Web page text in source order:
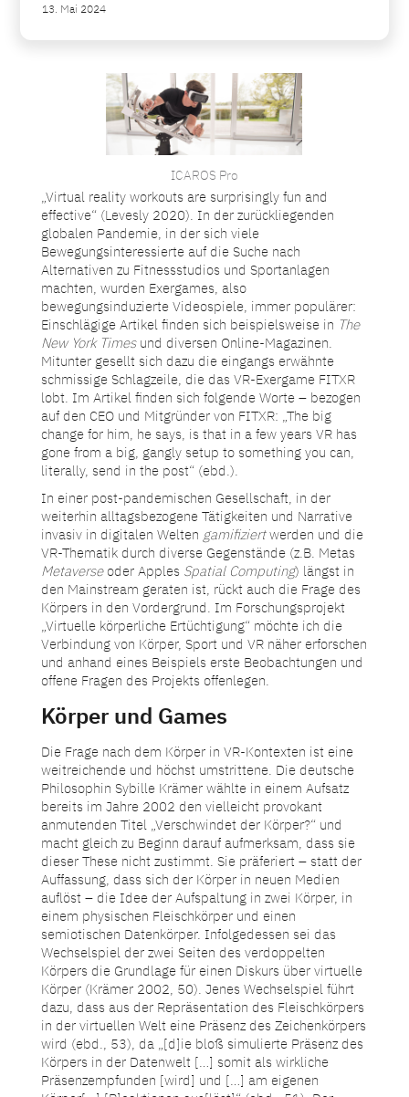
13. Mai 2024
ICAROS Pro
„Virtual reality workouts are surprisingly fun and
effective“ (Levesly 2020). In der zurückliegenden
globalen Pandemie, in der sich viele
Bewegungsinteressierte auf die Suche nach
Alternativen zu Fitnessstudios und Sportanlagen
machten, wurden Exergames, also
bewegungsinduzierte Videospiele, immer populärer:
Einschlägige Artikel finden sich beispielsweise in The
New York Timesund diversen Online-Magazinen.
Mitunter gesellt sich dazu die eingangs erwähnte
schmissige Schlagzeile, die das VR-Exergame FITXR
lobt. Im Artikel finden sich folgende Worte – bezogen
auf den CEO und Mitgründer von FITXR: „The big
change for him, he says, is that in a few years VR has
gone from a big, gangly setup to something you can,
literally, send in the post“ (ebd.).
In einer post-pandemischen Gesellschaft, in der
weiterhin alltagsbezogene Tätigkeiten und Narrative
invasiv in digitalen Welten gamifiziertwerden und die
VR-Thematik durch diverse Gegenstände (z.B. Metas
Metaverseoder Apples Spatial Computing) längst in
den Mainstream geraten ist, rückt auch die Frage des
Körpers in den Vordergrund. Im Forschungsprojekt
„Virtuelle körperliche Ertüchtigung“ möchte ich die
Verbindung von Körper, Sport und VR näher erforschen
und anhand eines Beispiels erste Beobachtungen und
offene Fragen des Projekts offenlegen.
Körper und Games
Die Frage nach dem Körper in VR-Kontexten ist eine
weitreichende und höchst umstrittene. Die deutsche
Philosophin Sybille Krämer wählte in einem Aufsatz
bereits im Jahre 2002 den vielleicht provokant
anmutenden Titel „Verschwindet der Körper?“ und
macht gleich zu Beginn darauf aufmerksam, dass sie
dieser These nicht zustimmt. Sie präferiert – statt der
Auffassung, dass sich der Körper in neuen Medien
auflöst – die Idee der Aufspaltung in zwei Körper, in
einem physischen Fleischkörper und einen
semiotischen Datenkörper. Infolgedessen sei das
Wechselspiel der zwei Seiten des verdoppelten
Körpers die Grundlage für einen Diskurs über virtuelle
Körper (Krämer 2002, 50). Jenes Wechselspiel führt
dazu, dass aus der Repräsentation des Fleischkörpers
in der virtuellen Welt eine Präsenz des Zeichenkörpers
wird (ebd., 53), da „[d]ie bloß simulierte Präsenz des
Körpers in der Datenwelt […] somit als wirkliche
Präsenzempfunden [wird] und […] am eigenen